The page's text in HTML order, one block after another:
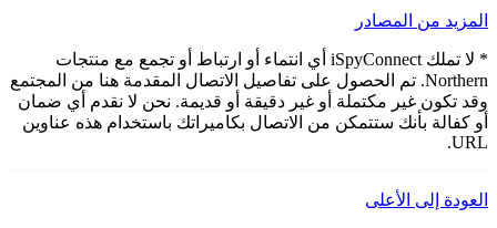
المزيد من المصادر
* لا تملك iSpyConnect أي انتماء أو ارتباط أو تجمع مع منتجات
Northern. تم الحصول على تفاصيل الاتصال المقدمة هنا من المجتمع
وقد تكون غير مكتملة أو غير دقيقة أو قديمة. نحن لا نقدم أي ضمان
أو كفالة بأنك ستتمكن من الاتصال بكاميراتك باستخدام هذه عناوين
URL.
العودة إلى الأعلى